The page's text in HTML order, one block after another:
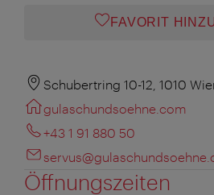
FAVORIT
Schubertring 10-12, 1010
gulaschundsoehne.com
+43 1 91 880 50
Öffnungszeiten